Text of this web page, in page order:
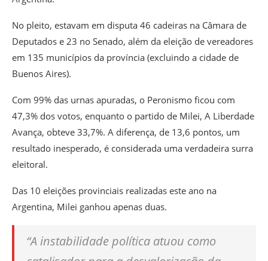
No pleito, estavam em disputa 46 cadeiras na Câmara de
Deputados e 23 no Senado, além da eleição de vereadores
em 135 municípios da província (excluindo a cidade de
Buenos Aires).
Com 99% das urnas apuradas, o Peronismo ficou com
47,3% dos votos, enquanto o partido de Milei, A Liberdade
Avança, obteve 33,7%. A diferença, de 13,6 pontos, um
resultado inesperado, é considerada uma verdadeira surra
eleitoral.
Das 10 eleições provinciais realizadas este ano na
Argentina, Milei ganhou apenas duas.
“A instabilidade política atuou como